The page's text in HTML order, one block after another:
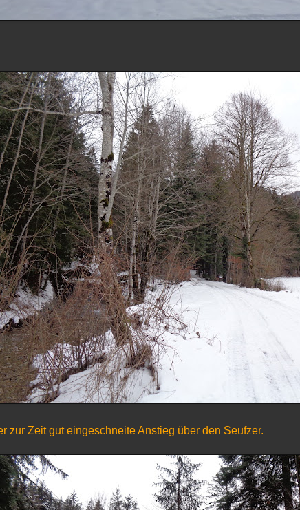
zur Zeit gut eingeschneite Anstieg über den Seufzer.